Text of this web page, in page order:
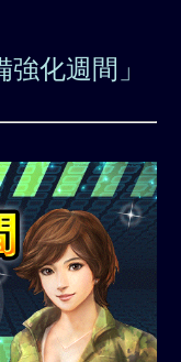
化週間」